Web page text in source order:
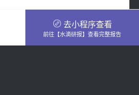
去小程序查看
前往【水滴研报】查看完整报告